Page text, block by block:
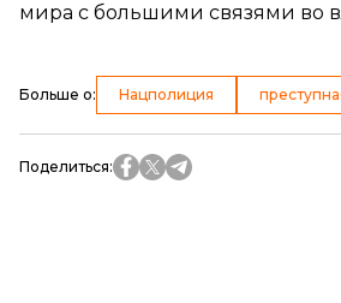
мира с большими связями во
Больше о: Нацполиция
Поделиться: